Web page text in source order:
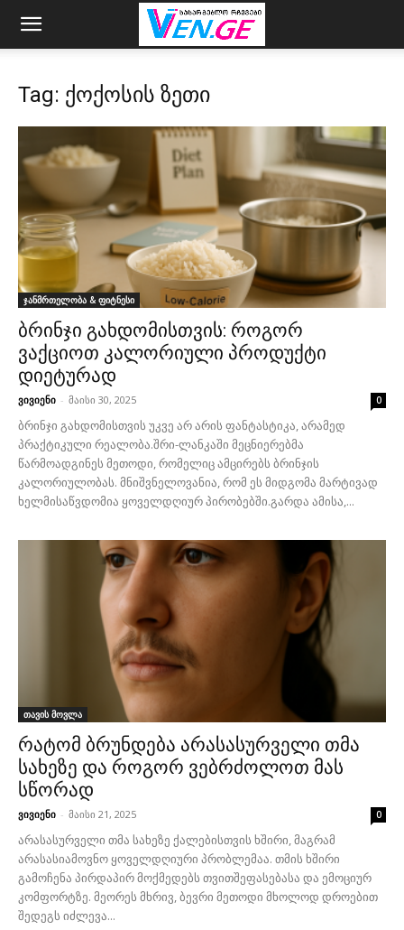
Tag: ქოქოსის ზეთი
ჯანმრთელობა & ფიტნესი
ბრინჯი გახდომისთვის: როგორ
ვაქციოთ კალორიული პროდუქტი
დიეტურად
ვივიენი - მაისი 30, 2025 0
ბრინჯი გახდომისთვის უკვე არ არის ფანტასტიკა, არამედ
პრაქტიკული რეალობა.შრი-ლანკაში მეცნიერებმა
წარმოადგინეს მეთოდი, რომელიც ამცირებს ბრინჯის
კალორიულობას. მნიშვნელოვანია, რომ ეს მიდგომა მარტივად
ხელმისაწვდომია ყოველდღიურ პირობებში.გარდა ამისა,...
თავის მოვლა
რატომ ბრუნდება არასასურველი თმა
სახეზე და როგორ ვებრძოლოთ მას
სწორად
ვივიენი - მაისი 21, 2025 0
არასასურველი თმა სახეზე ქალებისთვის ხშირი, მაგრამ
არასასიამოვნო ყოველდღიური პრობლემაა. თმის ხშირი
გამოჩენა პირდაპირ მოქმედებს თვითშეფასებასა და ემოციურ
კომფორტზე. მეორეს მხრივ, ბევრი მეთოდი მხოლოდ დროებით
შედეგს იძლევა...